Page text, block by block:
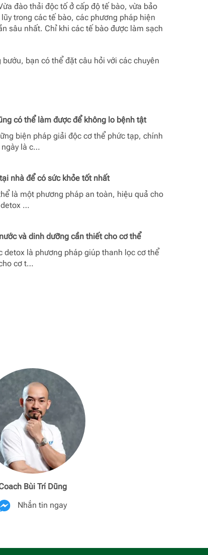
đào thải độc tố ở cấp độ tế bào, vừa bảo
trong các tế bào, các phương pháp hiện
sâu nhất. Chỉ khi các tế bào được làm sạch
bạn có thể đặt câu hỏi với các chuyên
có thể làm được để không lo bệnh tật
biện pháp giải độc cơ thể phức tạp, chính
là c…
nhà để có sức khỏe tốt nhất
là một phương pháp an toàn, hiệu quả cho
…
và dinh dưỡng cần thiết cho cơ thể
detox là phương pháp giúp thanh lọc cơ thể
cơ t…
Bùi Trí Dũng
Nhắn tin ngay